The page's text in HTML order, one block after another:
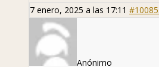
7 enero, 2025 a las 17:11
Anónimo